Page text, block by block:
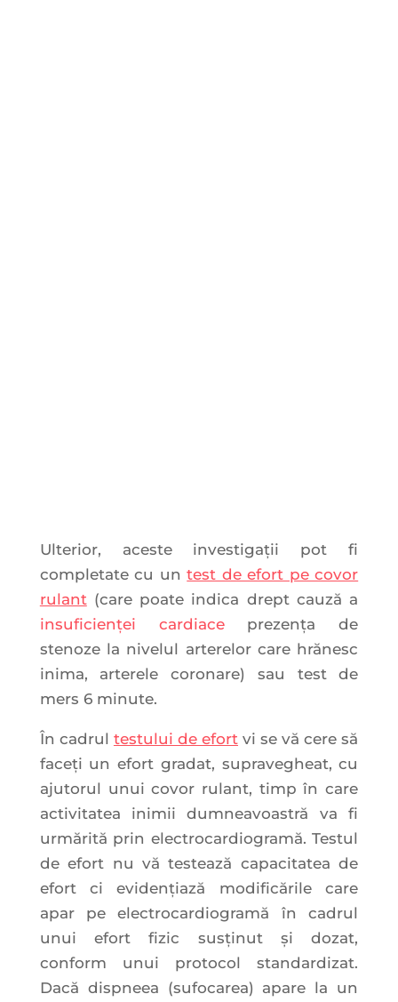
Ulterior, aceste investigații pot fi
completate cu untest de efort pe covor
rulant(care poate indica drept cauză a
insuficienței cardiaceprezența de
stenoze la nivelul arterelor care hrănesc
inima, arterele coronare) sau test de
mers 6 minute.
În cadrul testului de efortvi se vă cere să
faceți un efort gradat, supravegheat, cu
ajutorul unui covor rulant, timp în care
activitatea inimii dumneavoastră va fi
urmărită prin electrocardiogramă. Testul
de efort nu vă testează capacitatea de
efort ci evidențiază modificările care
apar pe electrocardiogramă în cadrul
unui efort fizic susținut și dozat,
conform unui protocol standardizat.
Dacă dispneea (sufocarea) apare la un